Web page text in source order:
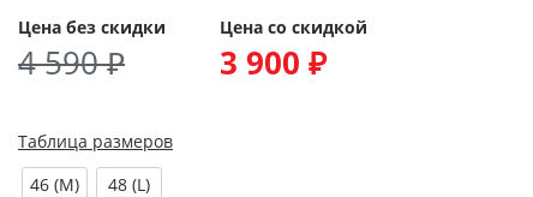
Цена без скидки
4 590 ₽
Цена со скидкой
3 900 ₽
Таблица размеров
46 (M)
48 (L)